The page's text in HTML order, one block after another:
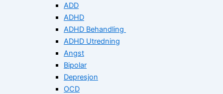
ADD
ADHD
ADHD Behandling
ADHD Utredning
Angst
Bipolar
Depresjon
OCD